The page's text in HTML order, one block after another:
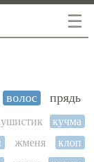
☰
волос прядь
кучма
жменя
клоп